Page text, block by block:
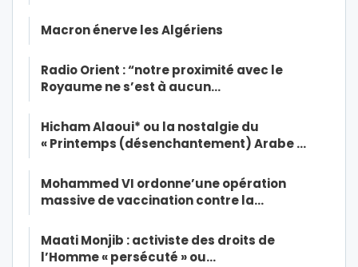
Macron énerve les Algériens
Radio Orient : “notre proximité avec le
Royaume ne s’est à aucun…
Hicham Alaoui* ou la nostalgie du
« Printemps (désenchantement) Arabe …
Mohammed VI ordonne’une opération
massive de vaccination contre la…
Maati Monjib : activiste des droits de
l’Homme « persécuté » ou…